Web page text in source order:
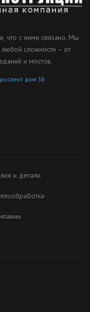
что с ними связано. Мы
сложности – от
и мостов.
дом 38
и детали